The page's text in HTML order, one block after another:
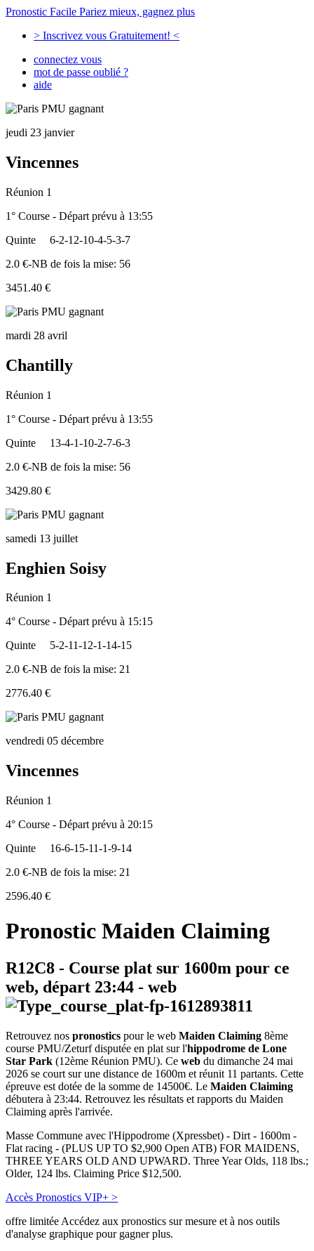
Pronostic Facile Pariez mieux, gagnez plus
> Inscrivez vous Gratuitement! <
connectez vous
mot de passe oublié ?
aide
jeudi 23 janvier
Vincennes
Réunion 1
1° Course - Départ prévu à 13:55
Quinte
6-2-12-10-4-5-3-7
2.0 €-NB de fois la mise: 56
3451.40 €
mardi 28 avril
Chantilly
Réunion 1
1° Course - Départ prévu à 13:55
Quinte
13-4-1-10-2-7-6-3
2.0 €-NB de fois la mise: 56
3429.80 €
samedi 13 juillet
Enghien Soisy
Réunion 1
4° Course - Départ prévu à 15:15
Quinte
5-2-11-12-1-14-15
2.0 €-NB de fois la mise: 21
2776.40 €
vendredi 05 décembre
Vincennes
Réunion 1
4° Course - Départ prévu à 20:15
Quinte
16-6-15-11-1-9-14
2.0 €-NB de fois la mise: 21
2596.40 €
Pronostic Maiden Claiming
R12C8 - Course plat sur 1600m pour ce
web, départ 23:44 - web
Retrouvez nos pronostics pour le web Maiden Claiming 8ème
course PMU/Zeturf disputée en plat sur l'hippodrome de Lone
Star Park (12ème Réunion PMU). Ce web du dimanche 24 mai
2026 se court sur une distance de 1600m et réunit 11 partants. Cette
épreuve est dotée de la somme de 14500€. Le Maiden Claiming
débutera à 23:44. Retrouvez les résultats et rapports du Maiden
Claiming après l'arrivée.
Masse Commune avec l'Hippodrome (Xpressbet) - Dirt - 1600m -
Flat racing - (PLUS UP TO $2,900 Open ATB) FOR MAIDENS,
THREE YEARS OLD AND UPWARD. Three Year Olds, 118 lbs.;
Older, 124 lbs. Claiming Price $12,500.
Accès Pronostics VIP+ >
offre limitée Accédez aux pronostics sur mesure et à nos outils
d'analyse graphique pour gagner plus.